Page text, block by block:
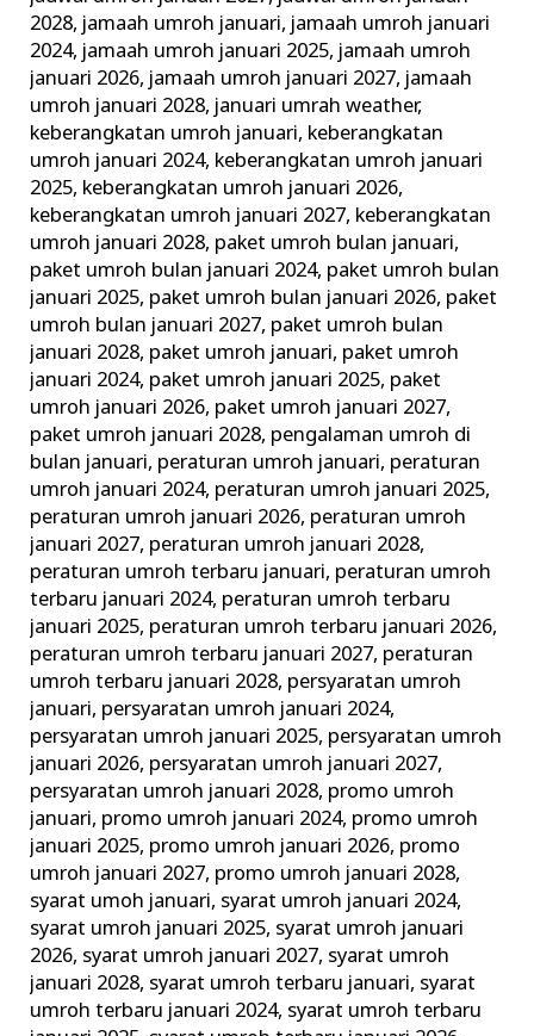
2028, jamaah umroh januari, jamaah umroh januari
2024, jamaah umroh januari 2025, jamaah umroh
januari 2026, jamaah umroh januari 2027, jamaah
umroh januari 2028, januari umrah weather,
keberangkatan umroh januari, keberangkatan
umroh januari 2024, keberangkatan umroh januari
2025, keberangkatan umroh januari 2026,
keberangkatan umroh januari 2027, keberangkatan
umroh januari 2028, paket umroh bulan januari,
paket umroh bulan januari 2024, paket umroh bulan
januari 2025, paket umroh bulan januari 2026, paket
umroh bulan januari 2027, paket umroh bulan
januari 2028, paket umroh januari, paket umroh
januari 2024, paket umroh januari 2025, paket
umroh januari 2026, paket umroh januari 2027,
paket umroh januari 2028, pengalaman umroh di
bulan januari, peraturan umroh januari, peraturan
umroh januari 2024, peraturan umroh januari 2025,
peraturan umroh januari 2026, peraturan umroh
januari 2027, peraturan umroh januari 2028,
peraturan umroh terbaru januari, peraturan umroh
terbaru januari 2024, peraturan umroh terbaru
januari 2025, peraturan umroh terbaru januari 2026,
peraturan umroh terbaru januari 2027, peraturan
umroh terbaru januari 2028, persyaratan umroh
januari, persyaratan umroh januari 2024,
persyaratan umroh januari 2025, persyaratan umroh
januari 2026, persyaratan umroh januari 2027,
persyaratan umroh januari 2028, promo umroh
januari, promo umroh januari 2024, promo umroh
januari 2025, promo umroh januari 2026, promo
umroh januari 2027, promo umroh januari 2028,
syarat umoh januari, syarat umroh januari 2024,
syarat umroh januari 2025, syarat umroh januari
2026, syarat umroh januari 2027, syarat umroh
januari 2028, syarat umroh terbaru januari, syarat
umroh terbaru januari 2024, syarat umroh terbaru